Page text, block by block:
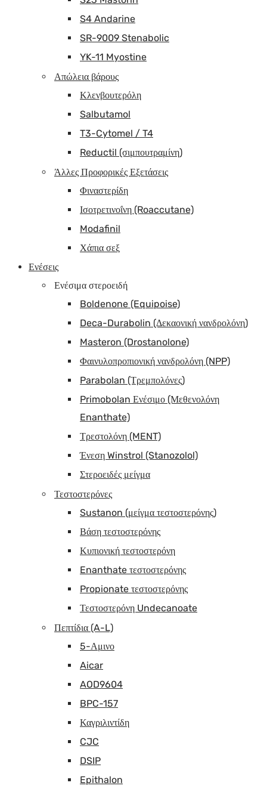
S4 Andarine
SR-9009 Stenabolic
YK-11 Myostine
Απώλεια βάρους
Κλενβουτερόλη
Salbutamol
T3-Cytomel / T4
Reductil (σιμπουτραμίνη)
Άλλες Προφορικές Εξετάσεις
Φιναστερίδη
Ισοτρετινοΐνη (Roaccutane)
Modafinil
Χάπια σεξ
Ενέσεις
Ενέσιμα στεροειδή
Boldenone (Equipoise)
Deca-Durabolin (Δεκαονική νανδρολόνη)
Masteron (Drostanolone)
Φαινυλοπροπιονική νανδρολόνη (NPP)
Parabolan (Τρεμπολόνες)
Primobolan Ενέσιμο (Μεθενολόνη
Enanthate)
Τρεστολόνη (MENT)
Ένεση Winstrol (Stanozolol)
Στεροειδές μείγμα
Τεστοστερόνες
Sustanon (μείγμα τεστοστερόνης)
Βάση τεστοστερόνης
Κυπιονική τεστοστερόνη
Enanthate τεστοστερόνης
Propionate τεστοστερόνης
Τεστοστερόνη Undecanoate
Πεπτίδια (A-L)
5-Αμινο
Aicar
AOD9604
BPC-157
Καγριλιντίδη
CJC
DSIP
Epithalon